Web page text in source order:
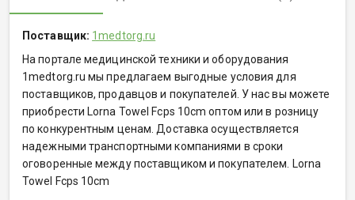
Поставщик: 1medtorg.ru
На портале медицинской техники и оборудования
1medtorg.ru мы предлагаем выгодные условия для
поставщиков, продавцов и покупателей. У нас вы можете
приобрести Lorna Towel Fcps 10cm оптом или в розницу
по конкурентным ценам. Доставка осуществляется
надежными транспортными компаниями в сроки
оговоренные между поставщиком и покупателем. Lorna
Towel Fcps 10cm